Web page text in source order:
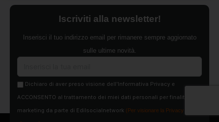
Iscriviti alla newsletter!
Inserisci il tuo indirizzo email per rimanere sempre aggiornato
sulle ultime novità.
Dichiaro di aver preso visione dell'Informativa Privacy e
ACCONSENTO al trattamento dei miei dati personali per finalità di
marketing da parte di Edilsocialnetwork (Per visionare la Privacy Policy